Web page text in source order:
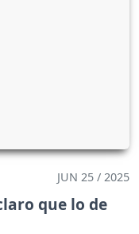
JUN 25 / 2025
que lo de